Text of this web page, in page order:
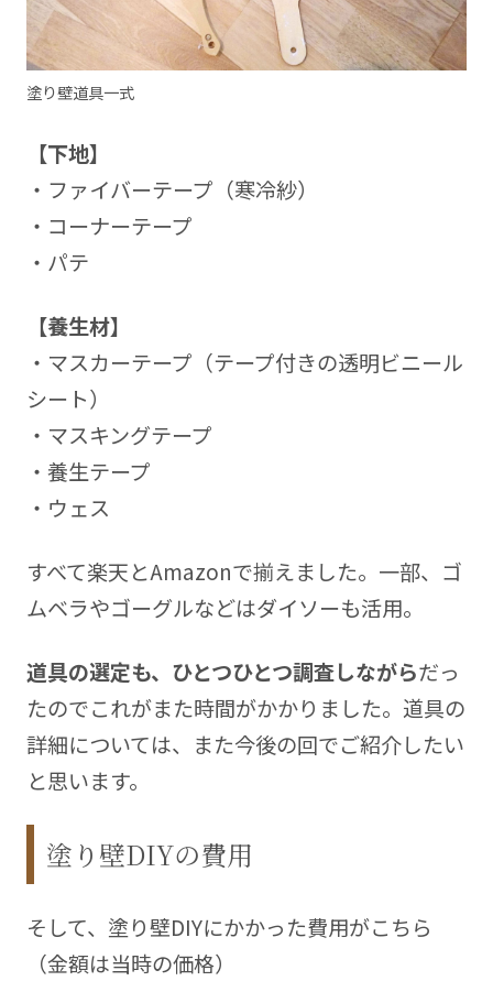
塗り壁道具一式
【下地】
・ファイバーテープ（寒冷紗）
・コーナーテープ
・パテ
【養生材】
・マスカーテープ（テープ付きの透明ビニール
シート）
・マスキングテープ
・養生テープ
・ウェス
すべて楽天とAmazonで揃えました。一部、ゴ
ムベラやゴーグルなどはダイソーも活用。
道具の選定も、ひとつひとつ調査しながらだっ
たのでこれがまた時間がかかりました。道具の
詳細については、また今後の回でご紹介したい
と思います。
塗り壁DIYの費用
そして、塗り壁DIYにかかった費用がこちら
（金額は当時の価格）